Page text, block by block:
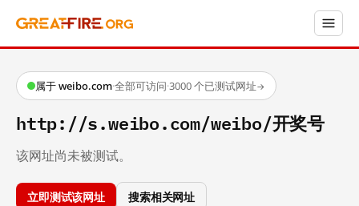
属于 weibo.com·全部可访问·3000 个已测试网址→
http://s.weibo.com/weibo/开奖号
该网址尚未被测试。
立即测试该网址 搜索相关网址